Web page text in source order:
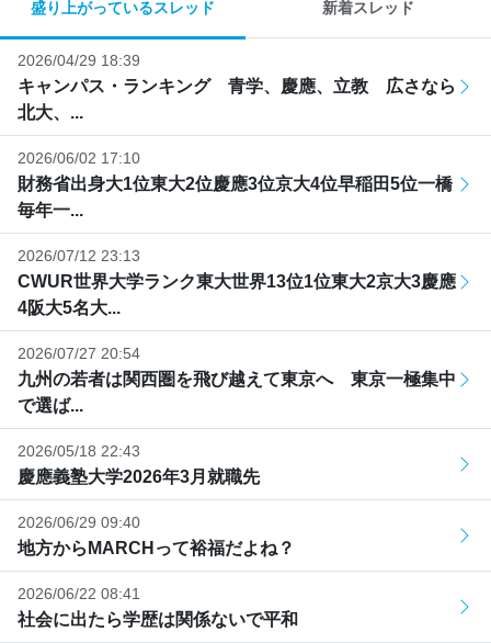
盛り上がっているスレッド 新着スレッド
2026/04/29 18:39
キャンパス・ランキング 青学、慶應、立教 広さなら
北大、...
2026/06/02 17:10
財務省出身大1位東大2位慶應3位京大4位早稲田5位一橋
毎年一...
2026/07/12 23:13
CWUR世界大学ランク東大世界13位1位東大2京大3慶應
4阪大5名大...
2026/07/27 20:54
九州の若者は関西圏を飛び越えて東京へ 東京一極集中
で選ば...
2026/05/18 22:43
慶應義塾大学2026年3月就職先
2026/06/29 09:40
地方からMARCHって裕福だよね？
2026/06/22 08:41
社会に出たら学歴は関係ないで平和